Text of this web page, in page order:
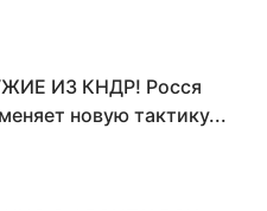
ИЗ КНДР! Росся
новую тактику...